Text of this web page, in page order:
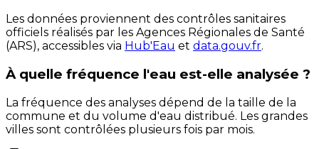
Les données proviennent des contrôles sanitaires
officiels réalisés par les Agences Régionales de Santé
(ARS), accessibles via Hub'Eau et data.gouv.fr.
À quelle fréquence l'eau est-elle analysée ?
La fréquence des analyses dépend de la taille de la
commune et du volume d'eau distribué. Les grandes
villes sont contrôlées plusieurs fois par mois.